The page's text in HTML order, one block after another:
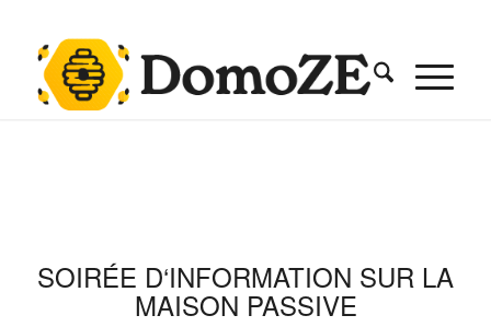
SOIRÉE D‘INFORMATION SUR LA
MAISON PASSIVE